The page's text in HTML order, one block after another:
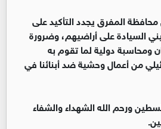
المفرق يجدد التأكيد على
السيادة على أراضيهم، وضرورة
ومحاسبة دولية لما تقوم به
من أعمال وحشية ضد أبنائنا في
ورحم الله الشهداء والشفاء